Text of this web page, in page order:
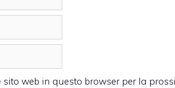
sito web in questo browser per la